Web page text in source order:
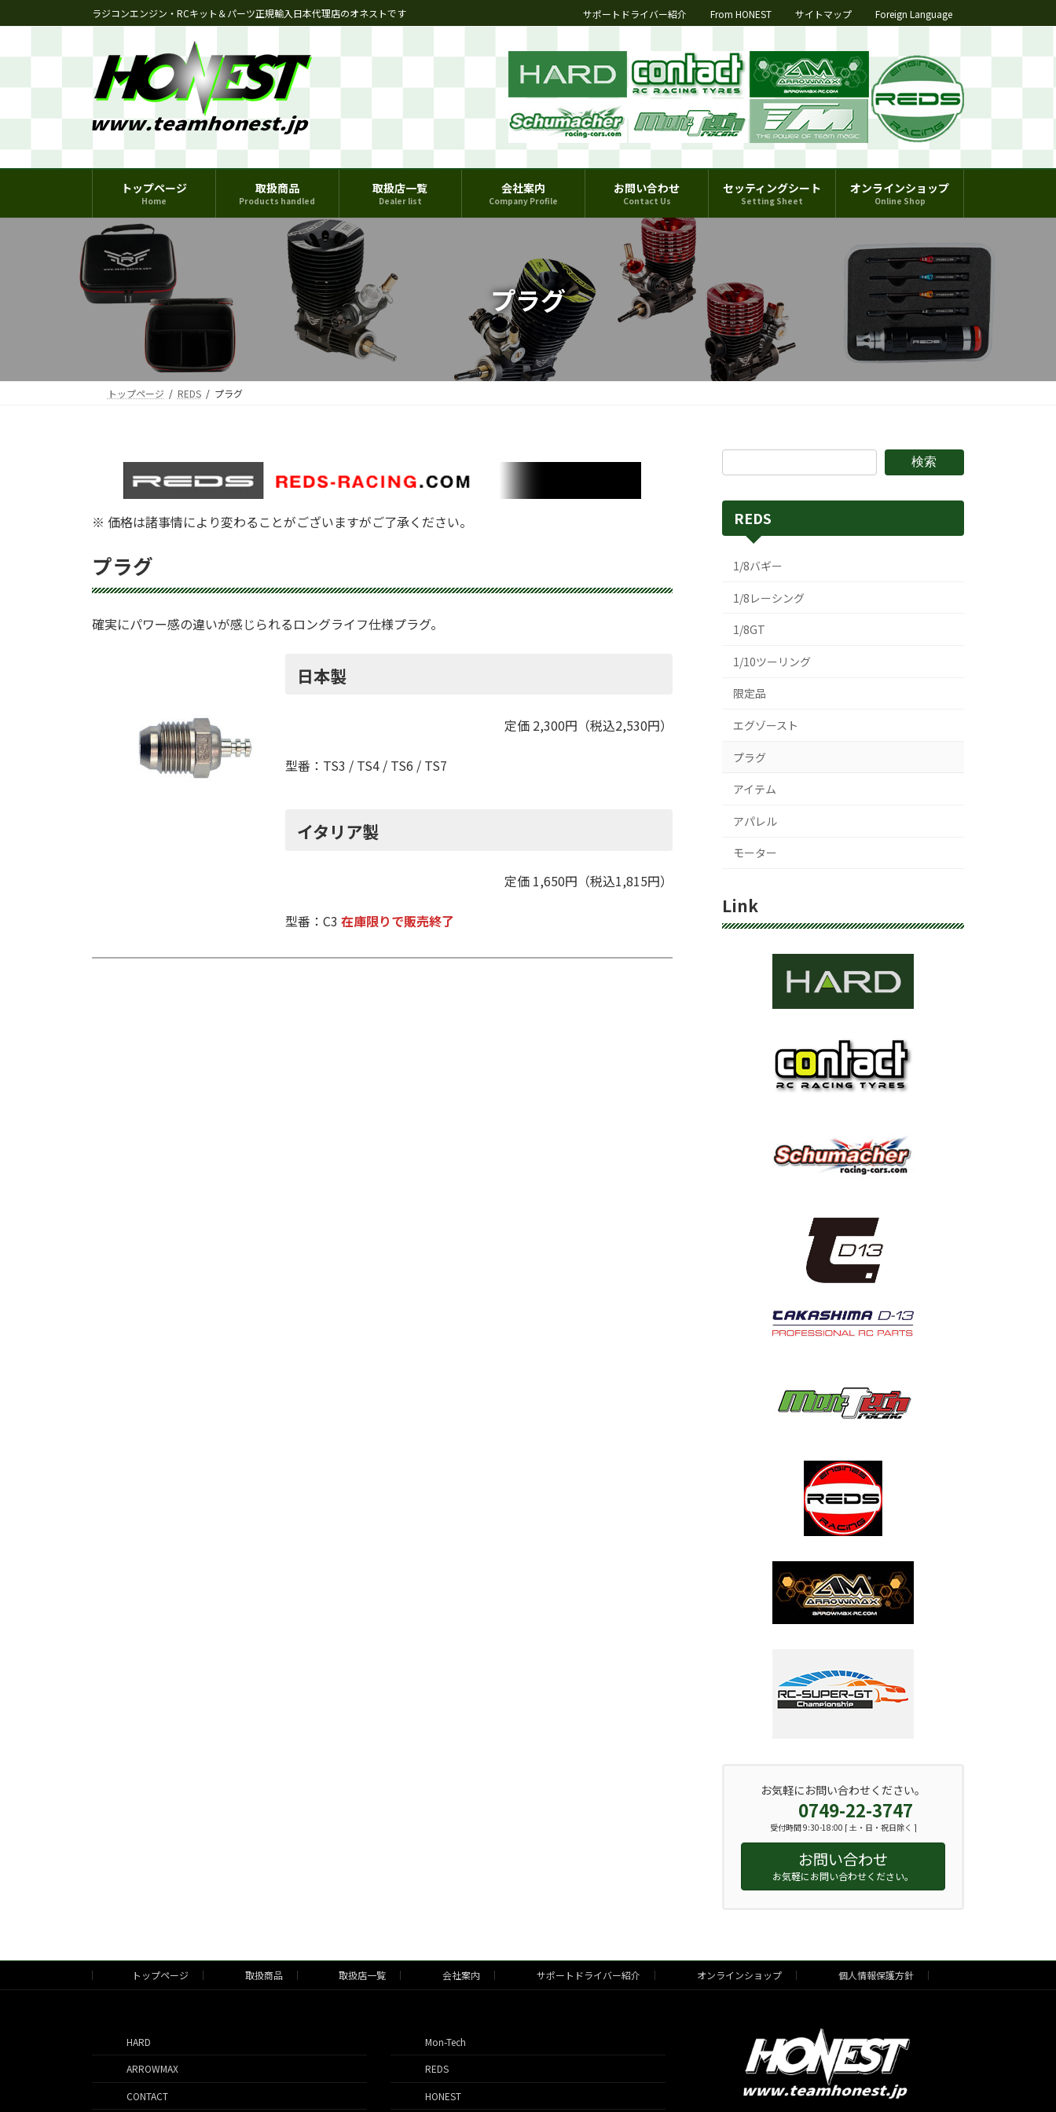
ン
ツ
ス
ビ
シ
ン
ラジコンエンジン・RCキット＆パーツ正規輸入日本代理店のオネストです サポートドライバー紹介 From HONEST サイトマップ Foreign Language
トップページ
Home
取扱商品
Products handled
取扱店一覧
Dealer list
会社案内
Company Profile
お問い合わせ
Contact Us
セッティングシート
Setting Sheet
オンラインショップ
Online Shop
プラグ
トップページ REDS プラグ
※ 価格は諸事情により変わることがございますがご了承ください。
プラグ
確実にパワー感の違いが感じられるロングライフ仕様プラグ。
日本製
定価 2,300円（税込2,530円）
型番：TS3 / TS4 / TS6 / TS7
イタリア製
定価 1,650円（税込1,815円）
型番：C3在庫限りで販売終了
検索
REDS
1/8バギー
1/8レーシング
1/8GT
1/10ツーリング
限定品
エグゾースト
プラグ
アイテム
アパレル
モーター
Link
お気軽にお問い合わせください。
0749-22-3747
受付時間 9:30-18:00 [ 土・日・祝日除く ]
お問い合わせ
お気軽にお問い合わせください。
トップページ 取扱商品 取扱店一覧 会社案内 サポートドライバー紹介 オンラインショップ 個人情報保護方針
HARD
ARROWMAX
CONTACT
Mon-Tech
REDS
HONEST